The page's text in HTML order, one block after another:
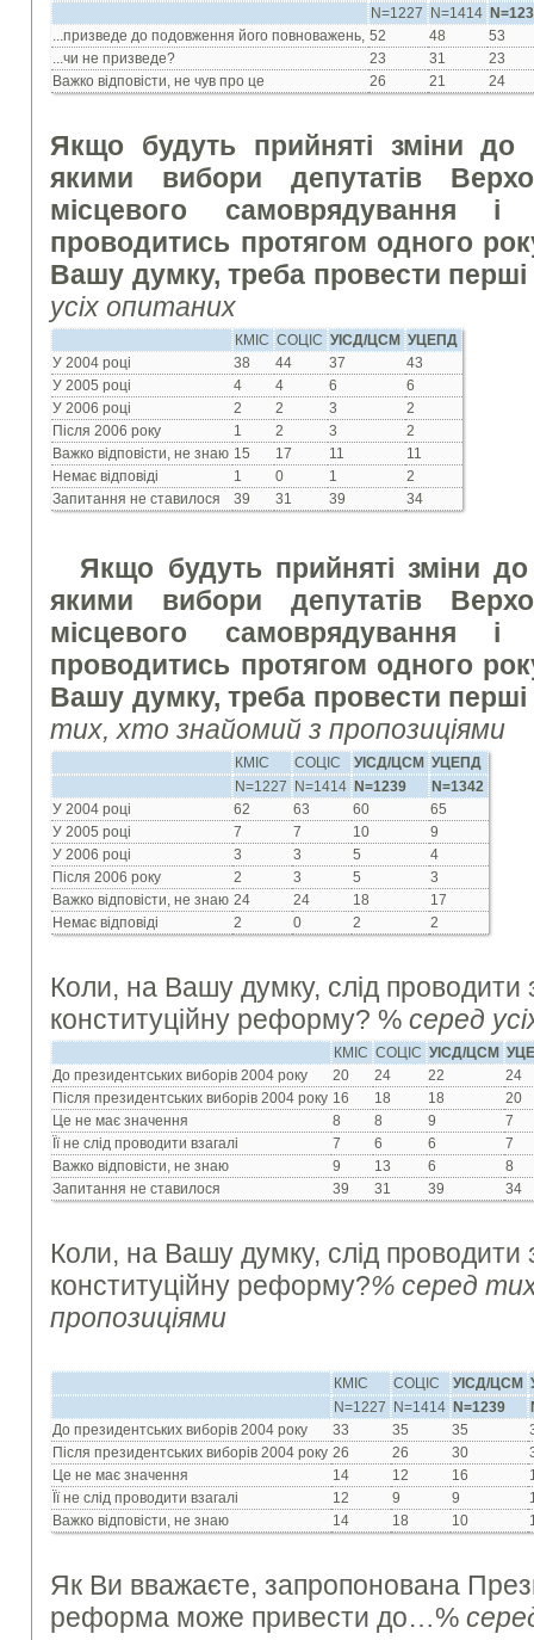
N=1227
N=1414
...призведе до подовження його повноважень, 52 48
53
...чи не призведе?
23 31
23
Важко відповісти, не чув про це
26 21 24
Якщо будуть прийняті зміни до
якими вибори депутатів
місцевого самоврядування
проводитись протягом одного
Вашу думку, треба провести
усіх опитаних
КМІС СОЦІС УІСД/ЦСМ
УЦЕПД
У 2004 році
38 44 37
43
У 2005 році
4 4 6
6
У 2006 році
2 2 3
2
Після 2006 року
1 2 3
2
Важко відповісти, не знаю 15 17 11
11
Немає відповіді
1 0 1
2
Запитання не ставилося
39 31 39 34
Якщо будуть прийняті зміни до
якими вибори депутатів
місцевого самоврядування
проводитись протягом одного
Вашу думку, треба провести перші
тих, хто знайомий з пропозиціями
КМІС СОЦІС УІСД/ЦСМ
УЦЕПД
N=1227
N=1414 N=1239
N=1342
У 2004 році
62 63 60
65
У 2005 році
7 7 10
9
У 2006 році
3 3 5
4
Після 2006 року
2 3 5
3
Важко відповісти, не знаю 24 24 18
17
Немає відповіді
2 0 2 2
Коли, на Вашу думку, слід проводити
конституційну реформу? %серед
КМІС СОЦІС УІСД/ЦСМ
До президентських виборів 2004 року
20 24 22
24
Після президентських виборів 2004 року 16 18 18
20
Це не має значення
8 8 9
7
Її не слід проводити взагалі
7 6 6
7
Важко відповісти, не знаю
9 13 6
8
Запитання не ставилося
39 31 39 34
Коли, на Вашу думку, слід проводити
конституційну реформу?% серед
пропозиціями
КМІС СОЦІС УІСД/ЦСМ
N=1227
N=1414 N=1239
До президентських виборів 2004 року
33 35 35
Після президентських виборів 2004 року 26 26 30
Це не має значення
14 12 16
Її не слід проводити взагалі
12 9 9
Важко відповісти, не знаю
14 18 10
Як Ви вважаєте, запропонована
реформа може привести до…%